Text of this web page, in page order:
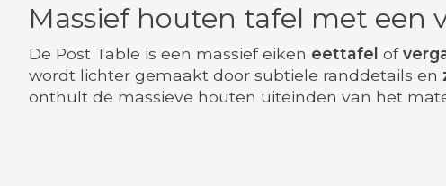
Massief houten tafel met een
De Post Table is een massief eiken eettafel of
wordt lichter gemaakt door subtiele randdetails en
onthult de massieve houten uiteinden van het